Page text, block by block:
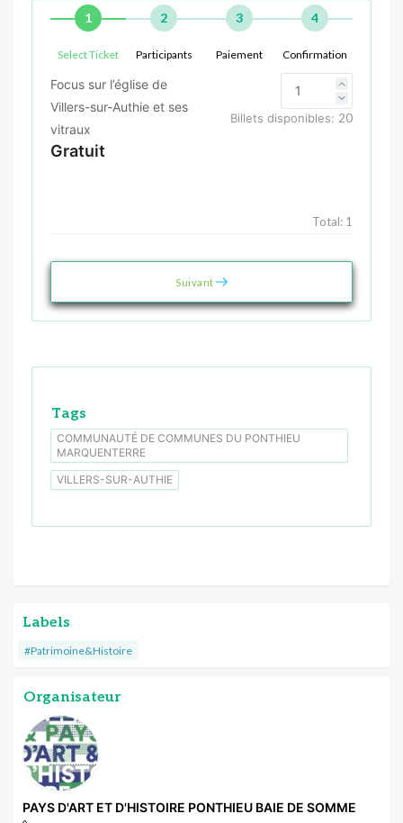
1
Select Ticket
2
Participants
3
Paiement
4
Confirmation
Focus sur l’église de
Villers-sur-Authie et ses
vitraux
Gratuit
Billets disponibles: 20
Total: 1
Suivant
Tags
COMMUNAUTÉ DE COMMUNES DU PONTHIEU
MARQUENTERRE
VILLERS-SUR-AUTHIE
Labels
#Patrimoine&Histoire
Organisateur
PAYS D'ART ET D'HISTOIRE PONTHIEU BAIE DE SOMME